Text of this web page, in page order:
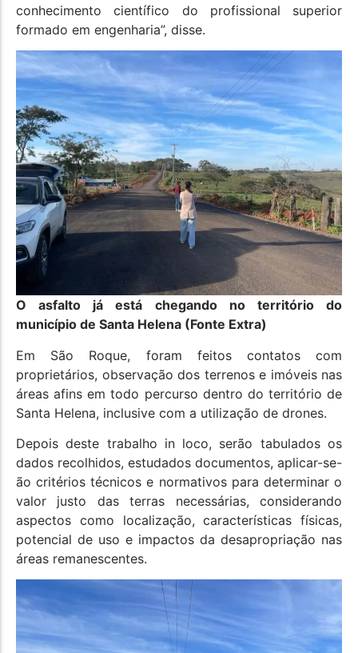
conhecimento científico do profissional superior
formado em engenharia”, disse.
O asfalto já está chegando no território do
município de Santa Helena (Fonte Extra)
Em São Roque, foram feitos contatos com
proprietários, observação dos terrenos e imóveis nas
áreas afins em todo percurso dentro do território de
Santa Helena, inclusive com a utilização de drones.
Depois deste trabalho in loco, serão tabulados os
dados recolhidos, estudados documentos, aplicar-se-
ão critérios técnicos e normativos para determinar o
valor justo das terras necessárias, considerando
aspectos como localização, características físicas,
potencial de uso e impactos da desapropriação nas
áreas remanescentes.